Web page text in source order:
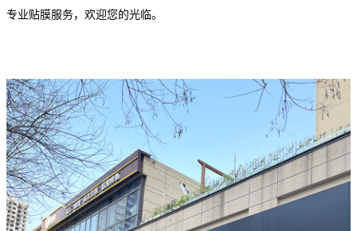
专业贴膜服务，欢迎您的光临。